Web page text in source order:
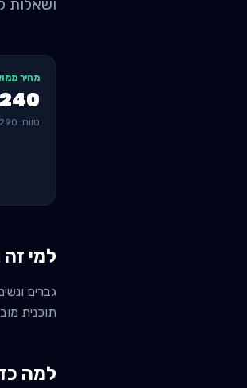
ושאלות
מחיר
240
טווח: 290
למי
תוכנית
למה